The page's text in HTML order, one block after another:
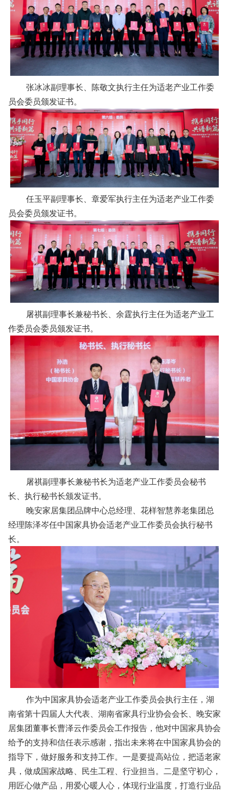
张冰冰副理事长、陈敬文执行主任为适老产业工作委
员会委员颁发证书。
任玉平副理事长、章爱军执行主任为适老产业工作委
员会委员颁发证书。
屠祺副理事长兼秘书长、余霆执行主任为适老产业工
作委员会委员颁发证书。
屠祺副理事长兼秘书长为适老产业工作委员会秘书
长、执行秘书长颁发证书。
晚安家居集团品牌中心总经理、花样智慧养老集团总
经理陈泽岑任中国家具协会适老产业工作委员会执行秘书
长。
作为中国家具协会适老产业工作委员会执行主任，湖
南省第十四届人大代表、湖南省家具行业协会会长、晚安家
居集团董事长曹泽云作委员会工作报告，他对中国家具协会
给予的支持和信任表示感谢，指出未来将在中国家具协会的
指导下，做好服务和支持工作。一是要提高站位，把适老家
具，做成国家战略、民生工程、行业担当。二是坚守初心，
用匠心做产品，用爱心暖人心，体现行业温度，打造行业品